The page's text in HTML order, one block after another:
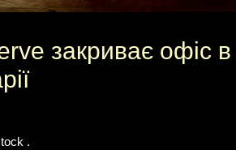
закриває офіс в
.